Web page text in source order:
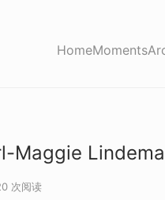
HomeMoments
Maggie
次阅读